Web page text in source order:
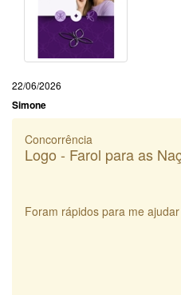
22/06/2026
Simone
Concorrência
Logo - Farol para as
Foram rápidos para me